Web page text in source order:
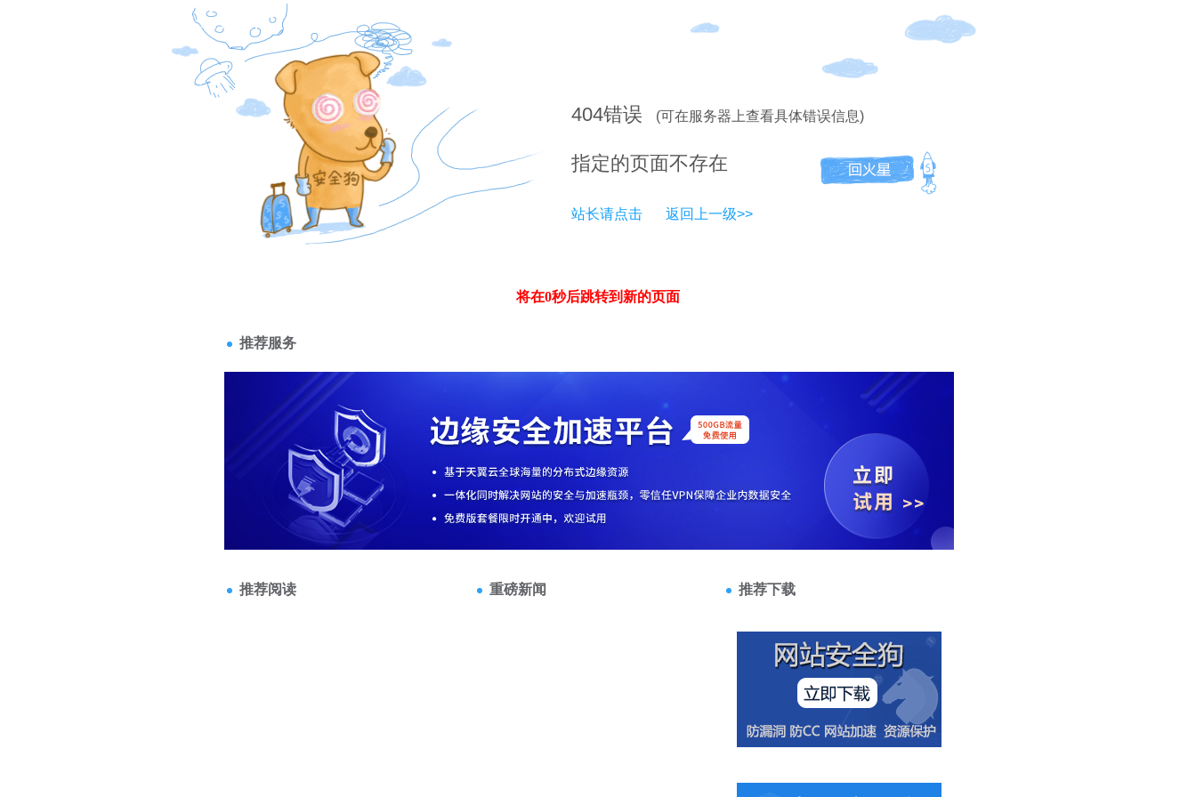
404错误 (可在服务器上查看具体错误信息)
指定的页面不存在
站长请点击 返回上一级>>